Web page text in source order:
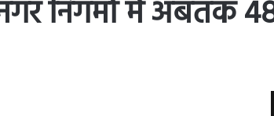
निगमों में अबतक